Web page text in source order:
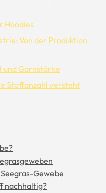
Hoodies
Von der Produktion
und Garnstärke
Stoffanzahl versteht
Gewebe
nachhaltig?